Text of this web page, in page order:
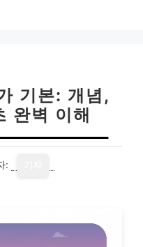
기본: 개념,
완벽 이해
: